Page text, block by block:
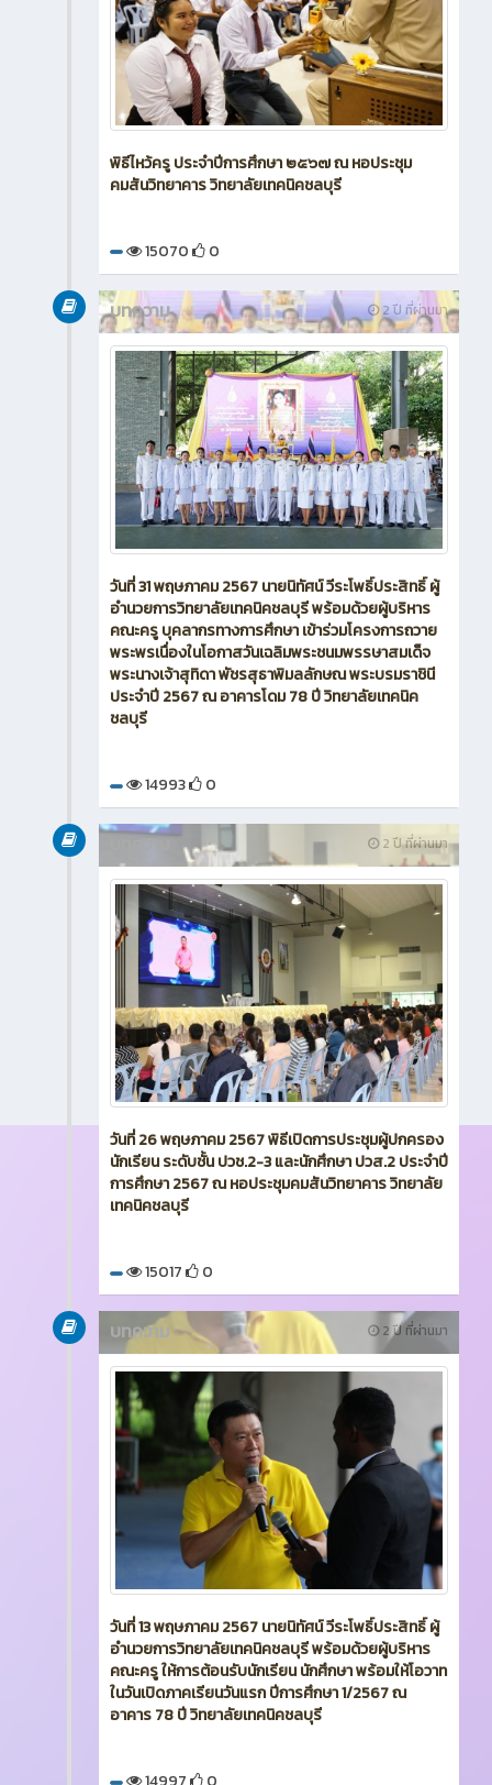
พิธีไหว้ครู ประจำปีการศึกษา ๒๕๖๗ ณ หอประชุม
คมสันวิทยาคาร วิทยาลัยเทคนิคชลบุรี
15070 0
2 ปี ที่ผ่านมา
บทความ
วันที่ 31 พฤษภาคม 2567 นายนิทัศน์ วีระโพธิ์ประสิทธิ์ ผู้
อำนวยการวิทยาลัยเทคนิคชลบุรี พร้อมด้วยผู้บริหาร
คณะครู บุคลากรทางการศึกษา เข้าร่วมโครงการถวาย
พระพรเนื่องในโอกาสวันเฉลิมพระชนมพรรษาสมเด็จ
พระนางเจ้าสุทิดา พัชรสุธาพิมลลักษณ พระบรมราชินี
ประจำปี 2567 ณ อาคารโดม 78 ปี วิทยาลัยเทคนิค
ชลบุรี
14993 0
2 ปี ที่ผ่านมา
บทความ
วันที่ 26 พฤษภาคม 2567 พิธีเปิดการประชุมผู้ปกครอง
นักเรียน ระดับชั้น ปวช.2-3 และนักศึกษา ปวส.2 ประจำปี
การศึกษา 2567 ณ หอประชุมคมสันวิทยาคาร วิทยาลัย
เทคนิคชลบุรี
15017 0
2 ปี ที่ผ่านมา
บทความ
วันที่ 13 พฤษภาคม 2567 นายนิทัศน์ วีระโพธิ์ประสิทธิ์ ผู้
อำนวยการวิทยาลัยเทคนิคชลบุรี พร้อมด้วยผู้บริหาร
คณะครู ให้การต้อนรับนักเรียน นักศึกษา พร้อมให้โอวาท
ในวันเปิดภาคเรียนวันแรก ปีการศึกษา 1/2567 ณ
อาคาร 78 ปี วิทยาลัยเทคนิคชลบุรี